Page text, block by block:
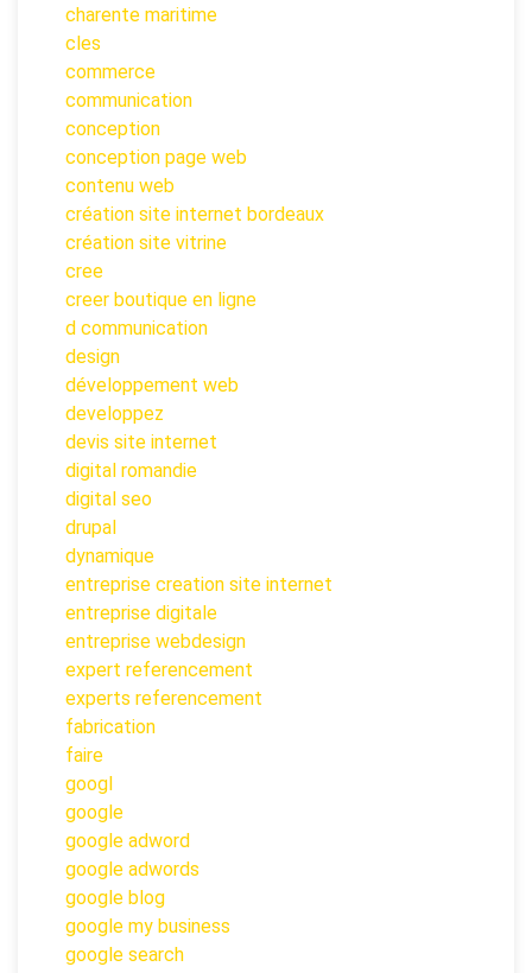
charente maritime
cles
commerce
communication
conception
conception page web
contenu web
création site internet bordeaux
création site vitrine
cree
creer boutique en ligne
d communication
design
développement web
developpez
devis site internet
digital romandie
digital seo
drupal
dynamique
entreprise creation site internet
entreprise digitale
entreprise webdesign
expert referencement
experts referencement
fabrication
faire
googl
google
google adword
google adwords
google blog
google my business
google search